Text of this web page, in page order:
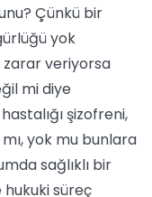
Çünkü bir
yok
zarar veriyorsa
mi diye
şizofreni,
yok mu bunlara
sağlıklı bir
süreç